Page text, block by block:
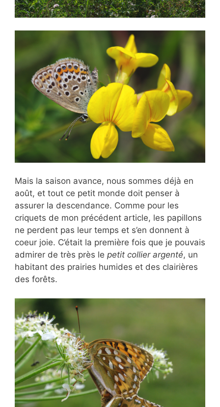
Mais la saison avance, nous sommes déjà en
août, et tout ce petit monde doit penser à
assurer la descendance. Comme pour les
criquets de mon précédent article, les papillons
ne perdent pas leur temps et s’en donnent à
coeur joie. C’était la première fois que je pouvais
admirer de très près le petit collier argenté, un
habitant des prairies humides et des clairières
des forêts.